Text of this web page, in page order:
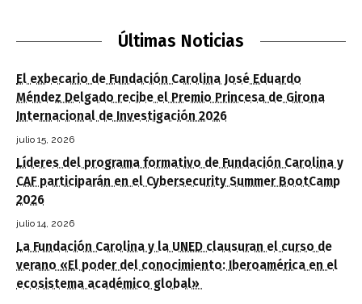
Últimas Noticias
El exbecario de Fundación Carolina José Eduardo
Méndez Delgado recibe el Premio Princesa de Girona
Internacional de Investigación 2026
julio 15, 2026
Líderes del programa formativo de Fundación Carolina y
CAF participarán en el Cybersecurity Summer BootCamp
2026
julio 14, 2026
La Fundación Carolina y la UNED clausuran el curso de
verano «El poder del conocimiento: Iberoamérica en el
ecosistema académico global»